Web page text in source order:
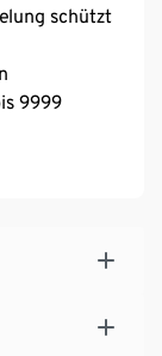
schützt
9999
-roller etc.